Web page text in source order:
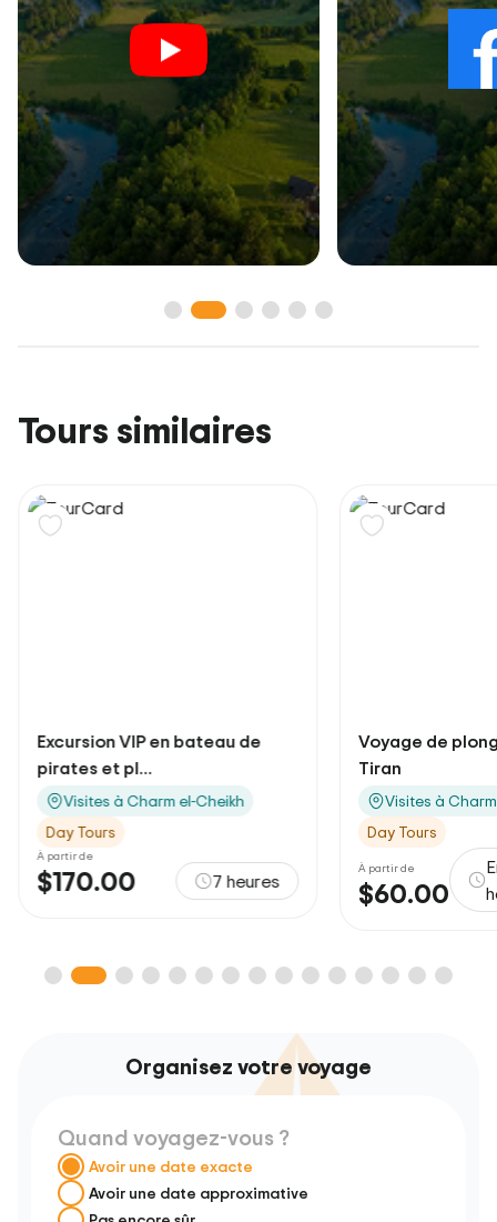
Tours similaires
Voyage de plongée sur l'île de
Tiran
Visites à Charm el-Cheikh
Day Tours
$60.00
Environ 8
heures
Day
À partir de
Organisez votre voyage
Quand voyagez-vous ?
Avoir une date exacte
Avoir une date approximative